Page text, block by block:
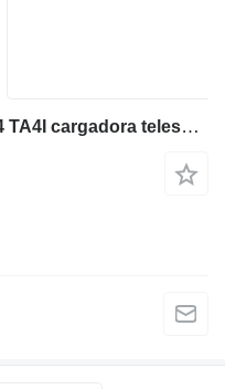
Bloque de motor para JCB 444 TA4I cargadora telescópica